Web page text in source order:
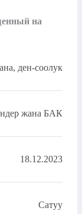
на
ден-соолук
жана БАК
18.12.2023
Сатуу